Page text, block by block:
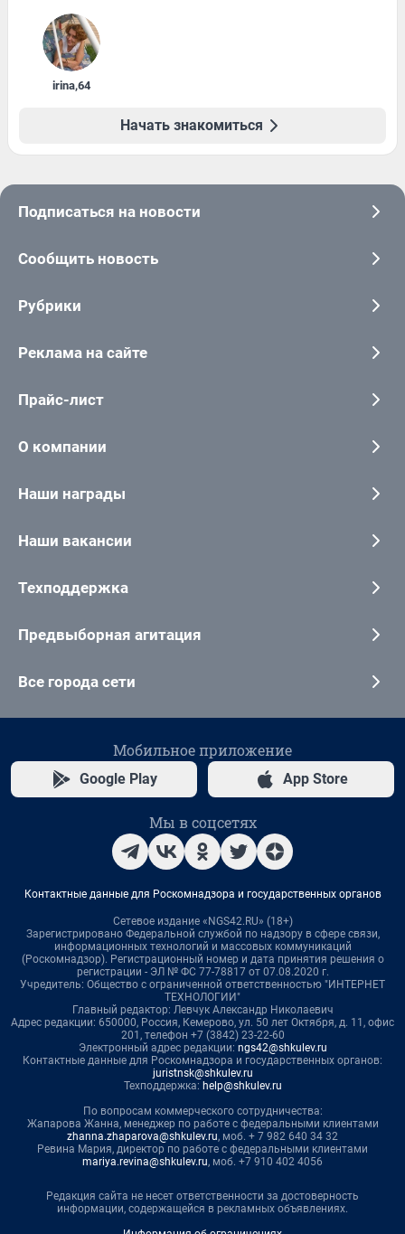
irina,64
Начать знакомиться
Подписаться на новости
Сообщить новость
Рубрики
Реклама на сайте
Прайс-лист
О компании
Наши награды
Наши вакансии
Техподдержка
Предвыборная агитация
Все города сети
Мобильное приложение
Google Play App Store
Мы в соцсетях
Контактные данные для Роскомнадзора и государственных органов
Сетевое издание «NGS42.RU» (18+)
Зарегистрировано Федеральной службой по надзору в сфере связи,
информационных технологий и массовых коммуникаций
(Роскомнадзор). Регистрационный номер и дата принятия решения о
регистрации - ЭЛ № ФС 77-78817 от 07.08.2020 г.
Учредитель: Общество с ограниченной ответственностью "ИНТЕРНЕТ
ТЕХНОЛОГИИ"
Главный редактор: Левчук Александр Николаевич
Адрес редакции: 650000, Россия, Кемерово, ул. 50 лет Октября, д. 11, офис
201, телефон +7 (3842) 23-22-60
Электронный адрес редакции: ngs42@shkulev.ru
Контактные данные для Роскомнадзора и государственных органов:
juristnsk@shkulev.ru
Техподдержка: help@shkulev.ru
По вопросам коммерческого сотрудничества:
Жапарова Жанна, менеджер по работе с федеральными клиентами
zhanna.zhaparova@shkulev.ru, моб. + 7 982 640 34 32
Ревина Мария, директор по работе с федеральными клиентами
mariya.revina@shkulev.ru, моб. +7 910 402 4056
Редакция сайта не несет ответственности за достоверность
информации, содержащейся в рекламных объявлениях.